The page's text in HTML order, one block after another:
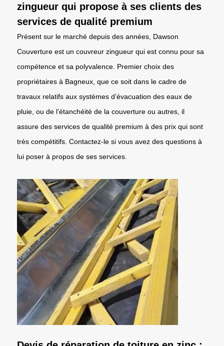
zingueur qui propose à ses clients des
services de qualité premium
Présent sur le marché depuis des années, Dawson
Couverture est un couvreur zingueur qui est connu pour sa
compétence et sa polyvalence. Premier choix des
propriétaires à Bagneux, que ce soit dans le cadre de
travaux relatifs aux systèmes d’évacuation des eaux de
pluie, ou de l’étanchéité de la couverture ou autres, il
assure des services de qualité premium à des prix qui sont
très compétitifs. Contactez-le si vous avez des questions à
lui poser à propos de ses services.